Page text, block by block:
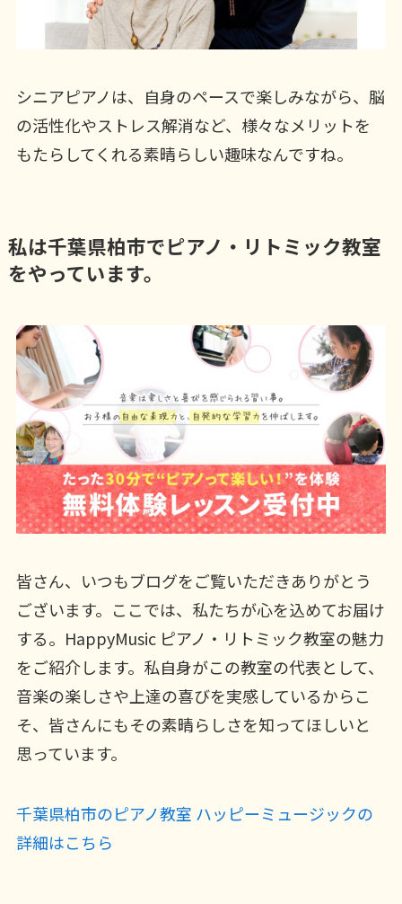
シニアピアノは、自身のペースで楽しみながら、脳
の活性化やストレス解消など、様々なメリットを
もたらしてくれる素晴らしい趣味なんですね。
私は千葉県柏市でピアノ・リトミック教室
をやっています。
皆さん、いつもブログをご覧いただきありがとう
ございます。ここでは、私たちが心を込めてお届け
する。HappyMusic ピアノ・リトミック教室の魅力
をご紹介します。私自身がこの教室の代表として、
音楽の楽しさや上達の喜びを実感しているからこ
そ、皆さんにもその素晴らしさを知ってほしいと
思っています。
千葉県柏市のピアノ教室 ハッピーミュージックの
詳細はこちら